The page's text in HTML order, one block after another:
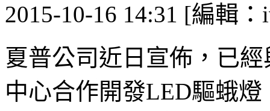
2015-10-16 14:31 [編輯：
夏普公司近日宣佈，已
中心合作開發LED驅蛾